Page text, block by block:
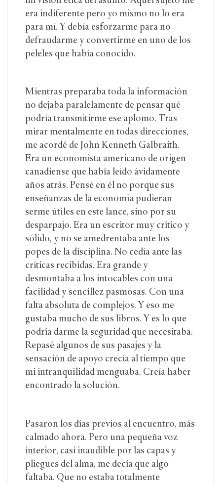
era indiferente pero yo mismo no lo era
para mí. Y debía esforzarme para no
defraudarme y convertirme en uno de los
peleles que había conocido.
Mientras preparaba toda la información
no dejaba paralelamente de pensar qué
podría transmitirme ese aplomo. Tras
mirar mentalmente en todas direcciones,
me acordé de John Kenneth Galbraith.
Era un economista americano de origen
canadiense que había leído ávidamente
años atrás. Pensé en él no porque sus
enseñanzas de la economía pudieran
serme útiles en este lance, sino por su
desparpajo. Era un escritor muy crítico y
sólido, y no se amedrentaba ante los
popes de la disciplina. No cedía ante las
críticas recibidas. Era grande y
desmontaba a los intocables con una
facilidad y sencillez pasmosas. Con una
falta absoluta de complejos. Y eso me
gustaba mucho de sus libros. Y es lo que
podría darme la seguridad que necesitaba.
Repasé algunos de sus pasajes y la
sensación de apoyo crecía al tiempo que
mi intranquilidad menguaba. Creía haber
encontrado la solución.
Pasaron los días previos al encuentro, más
calmado ahora. Pero una pequeña voz
interior, casi inaudible por las capas y
pliegues del alma, me decía que algo
faltaba. Que no estaba totalmente